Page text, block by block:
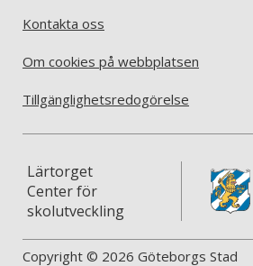
Kontakta oss
Om cookies på webbplatsen
Tillgänglighetsredogörelse
Lärtorget
Center för
skolutveckling
Copyright © 2026 Göteborgs Stad